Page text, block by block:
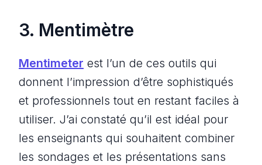
3. Mentimètre
Mentimeter est l’un de ces outils qui
donnent l’impression d’être sophistiqués
et professionnels tout en restant faciles à
utiliser. J’ai constaté qu’il est idéal pour
les enseignants qui souhaitent combiner
les sondages et les présentations sans